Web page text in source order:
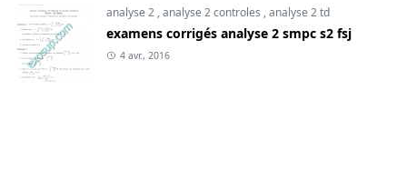
analyse 2 ,analyse 2 controles ,analyse 2 td
examens corrigés analyse 2 smpc s2 fsj
4 avr., 2016